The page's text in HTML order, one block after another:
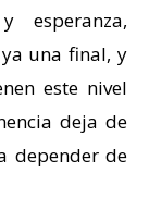
esperanza,
una final, y
este nivel
deja de
depender de